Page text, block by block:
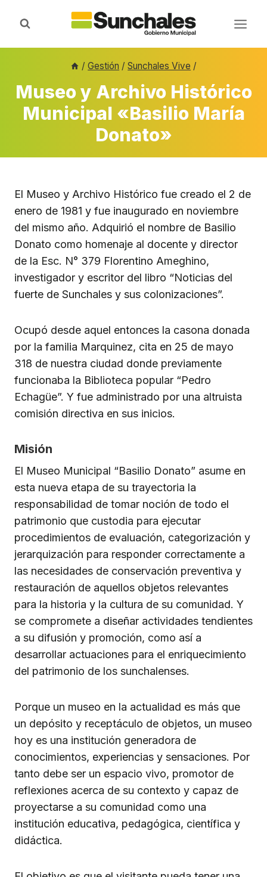
/ Gestión / Sunchales Vive /
Museo y Archivo Histórico
Municipal «Basilio María
Donato»
El Museo y Archivo Histórico fue creado el 2 de
enero de 1981 y fue inaugurado en noviembre
del mismo año. Adquirió el nombre de Basilio
Donato como homenaje al docente y director
de la Esc. N° 379 Florentino Ameghino,
investigador y escritor del libro “Noticias del
fuerte de Sunchales y sus colonizaciones”.
Ocupó desde aquel entonces la casona donada
por la familia Marquinez, cita en 25 de mayo
318 de nuestra ciudad donde previamente
funcionaba la Biblioteca popular “Pedro
Echagüe”. Y fue administrado por una altruista
comisión directiva en sus inicios.
Misión
El Museo Municipal “Basilio Donato” asume en
esta nueva etapa de su trayectoria la
responsabilidad de tomar noción de todo el
patrimonio que custodia para ejecutar
procedimientos de evaluación, categorización y
jerarquización para responder correctamente a
las necesidades de conservación preventiva y
restauración de aquellos objetos relevantes
para la historia y la cultura de su comunidad. Y
se compromete a diseñar actividades tendientes
a su difusión y promoción, como así a
desarrollar actuaciones para el enriquecimiento
del patrimonio de los sunchalenses.
Porque un museo en la actualidad es más que
un depósito y receptáculo de objetos, un museo
hoy es una institución generadora de
conocimientos, experiencias y sensaciones. Por
tanto debe ser un espacio vivo, promotor de
reflexiones acerca de su contexto y capaz de
proyectarse a su comunidad como una
institución educativa, pedagógica, científica y
didáctica.